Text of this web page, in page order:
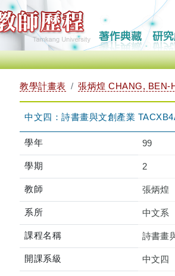
教學計畫表 張炳煌 CHANG, BEN-
中文四：詩書畫與文創產業
學年 99
學期 2
教師 張炳煌
系所 中文系
課程名稱 詩書畫
開課系級 中文四